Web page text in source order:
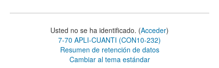
Usted no se ha identificado. (Acceder)
7-70 APLI-CUANTI (CON10-232)
Resumen de retención de datos
Cambiar al tema estándar